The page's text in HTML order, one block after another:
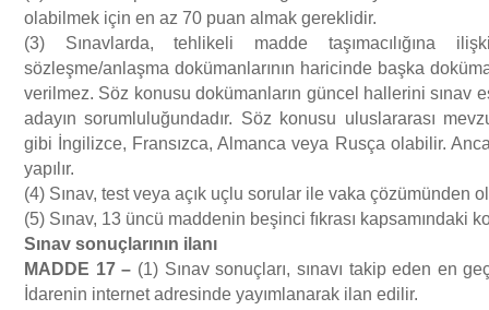
olabilmek için en az 70 puan almak gereklidir.
(3) Sınavlarda, tehlikeli madde taşımacılığına
sözleşme/anlaşma dokümanlarının haricinde başka
verilmez. Söz konusu dokümanların güncel hallerini sınav
adayın sorumluluğundadır. Söz konusu uluslararası
gibi İngilizce, Fransızca, Almanca veya Rusça olabilir.
yapılır.
(4) Sınav, test veya açık uçlu sorular ile vaka çözümünden
(5) Sınav, 13 üncü maddenin beşinci fıkrası kapsamındaki
Sınav sonuç larının ilanı
MADDE 17– (1) Sınav sonuçları, sınavı takip eden en
İdarenin internet adresinde yayımlanarak ilan edilir.